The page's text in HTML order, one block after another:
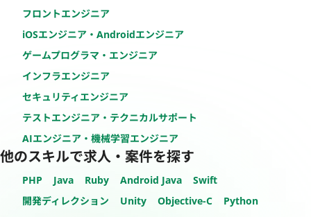
フロントエンジニア
iOSエンジニア・Androidエンジニア
ゲームプログラマ・エンジニア
インフラエンジニア
セキュリティエンジニア
テストエンジニア・テクニカルサポート
AIエンジニア・機械学習エンジニア
他のスキルで求人・案件を探す
PHP Java Ruby Android Java
Swift
開発ディレクション
Unity Objective-C Python